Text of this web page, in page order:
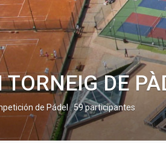
TORNEIG DE
de Pádel . 59 participantes